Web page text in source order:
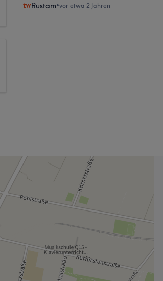
Rustam•vor etwa 2 Jahren